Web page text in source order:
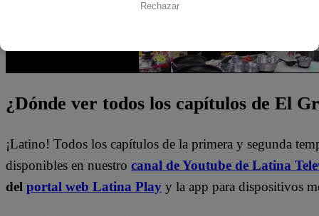
¿Dónde ver todos los capítulos de El
¡Latino! Todos los capítulos de la primera y segunda
disponibles en nuestro canal de Youtube de Latina
del portal web Latina Play y la app para dispositivos
Rechazar